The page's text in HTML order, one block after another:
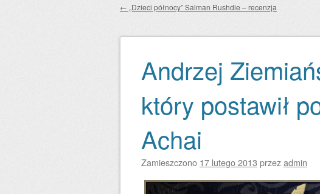
Zobacz wpisy
← „Dzieci północy” Salman Rushdie – recenzja
Andrzej
który postawił
Achai
Zamieszczono 17 lutego 2013 przezadmin